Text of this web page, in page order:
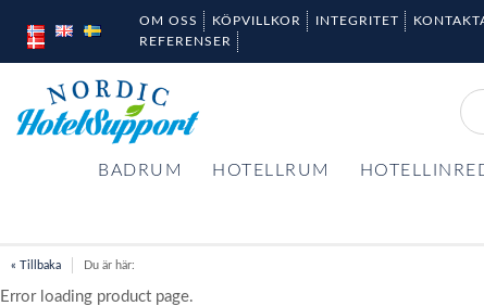
OM OSS KÖPVILLKOR INTEGRITET
REFERENSER
BADRUM HOTELLRUM
« Tillbaka Du är här:
Error loading product page.